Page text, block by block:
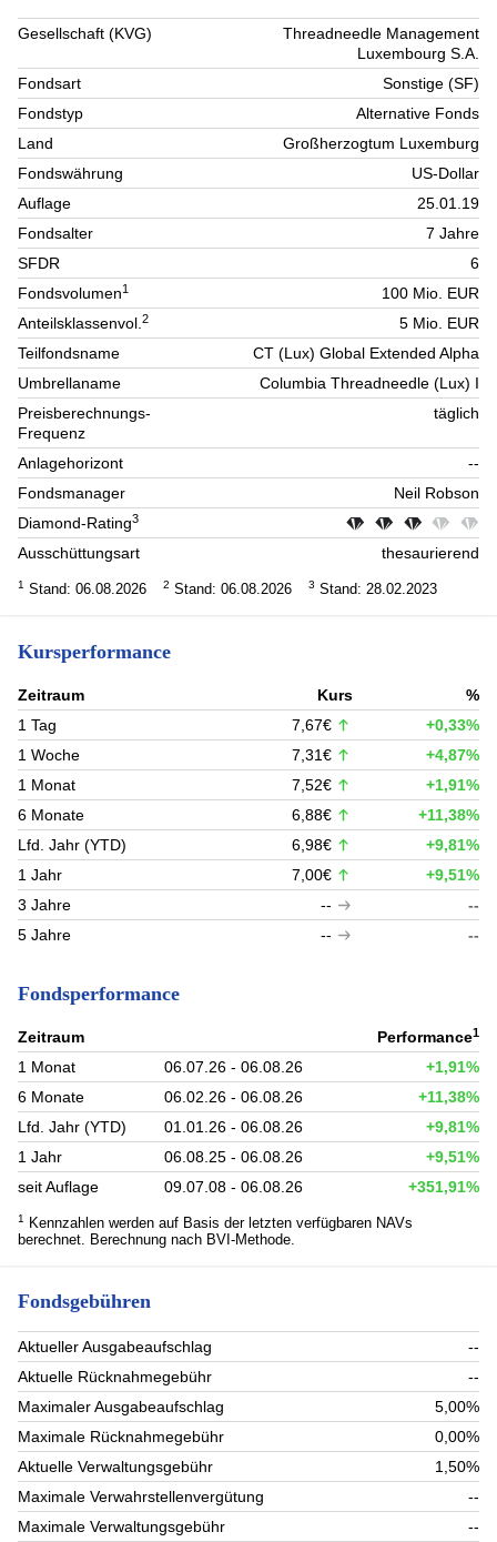
Gesellschaft (KVG)
Threadneedle Management
Luxembourg S.A.
Fondsart
Sonstige (SF)
Fondstyp
Alternative Fonds
Land
Großherzogtum Luxemburg
Fondswährung
US-Dollar
Auflage
25.01.19
Fondsalter
7 Jahre
SFDR
6
Fondsvolumen1
100 Mio. EUR
Anteilsklassenvol.2
5 Mio. EUR
Teilfondsname
CT (Lux) Global Extended Alpha
Umbrellaname
Columbia Threadneedle (Lux) I
Preisberechnungs-
Frequenz
täglich
Anlagehorizont
--
Fondsmanager
Neil Robson
Diamond-Rating3
Ausschüttungsart thesaurierend
1 Stand: 06.08.2026 2 Stand: 06.08.2026 3 Stand: 28.02.2023
Kursperformance
Zeitraum Kurs
%
1 Tag
7,67€
+0,33%
1 Woche
7,31€
+4,87%
1 Monat
7,52€
+1,91%
6 Monate
6,88€
+11,38%
Lfd. Jahr (YTD)
6,98€
+9,81%
1 Jahr
7,00€
+9,51%
3 Jahre
--
--
5 Jahre
-- --
Fondsperformance
Zeitraum Performance1
1 Monat 06.07.26 - 06.08.26
+1,91%
6 Monate
06.02.26 - 06.08.26
+11,38%
Lfd. Jahr (YTD)
01.01.26 - 06.08.26
+9,81%
1 Jahr
06.08.25 - 06.08.26
+9,51%
seit Auflage
09.07.08 - 06.08.26 +351,91%
1
Kennzahlen werden auf Basis der letzten verfügbaren NAVs
berechnet. Berechnung nach BVI-Methode.
Fondsgebühren
Aktueller Ausgabeaufschlag
--
Aktuelle Rücknahmegebühr
--
Maximaler Ausgabeaufschlag
5,00%
Maximale Rücknahmegebühr
0,00%
Aktuelle Verwaltungsgebühr
1,50%
Maximale Verwahrstellenvergütung
--
Maximale Verwaltungsgebühr
--